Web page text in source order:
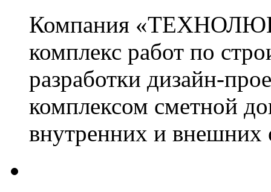
Компания
комплекс работ по
разработки дизайн-
комплексом сметной
внутренних и внешних